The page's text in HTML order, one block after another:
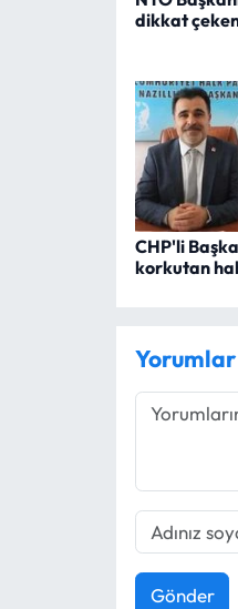
dikkat
CHP'li
korkutan
Yorumlar
Gönder